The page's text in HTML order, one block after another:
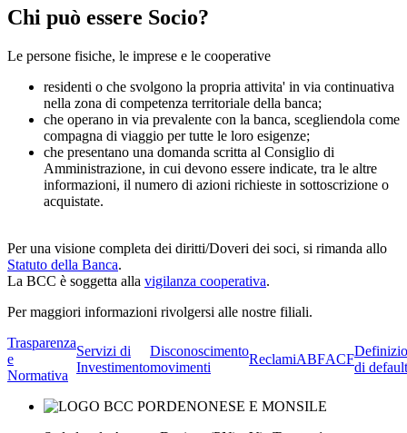
Chi può essere Socio?
Le persone fisiche, le imprese e le cooperative
residenti o che svolgono la propria attivita' in via continuativa
nella zona di competenza territoriale della banca;
che operano in via prevalente con la banca, scegliendola come
compagna di viaggio per tutte le loro esigenze;
che presentano una domanda scritta al Consiglio di
Amministrazione, in cui devono essere indicate, tra le altre
informazioni, il numero di azioni richieste in sottoscrizione o
acquistate.
Per una visione completa dei diritti/Doveri dei soci, si rimanda allo
Statuto della Banca.
La BCC è soggetta alla vigilanza cooperativa.
Per maggiori informazioni rivolgersi alle nostre filiali.
Trasparenza
e
Normativa
Servizi di
Investimento
Disconoscimento
movimenti
ReclamiABFACF
di default